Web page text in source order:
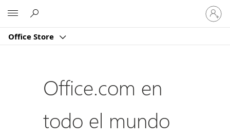
Office Store
Iniciar
sesión
en
cuenta
Office.com en
todo el mundo